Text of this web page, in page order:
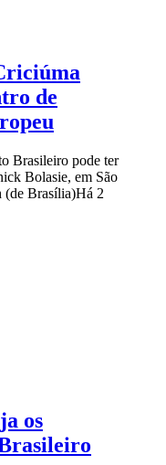
de
Brasileiro pode ter
Bolasie, em São
(de Brasília)Há 2
os